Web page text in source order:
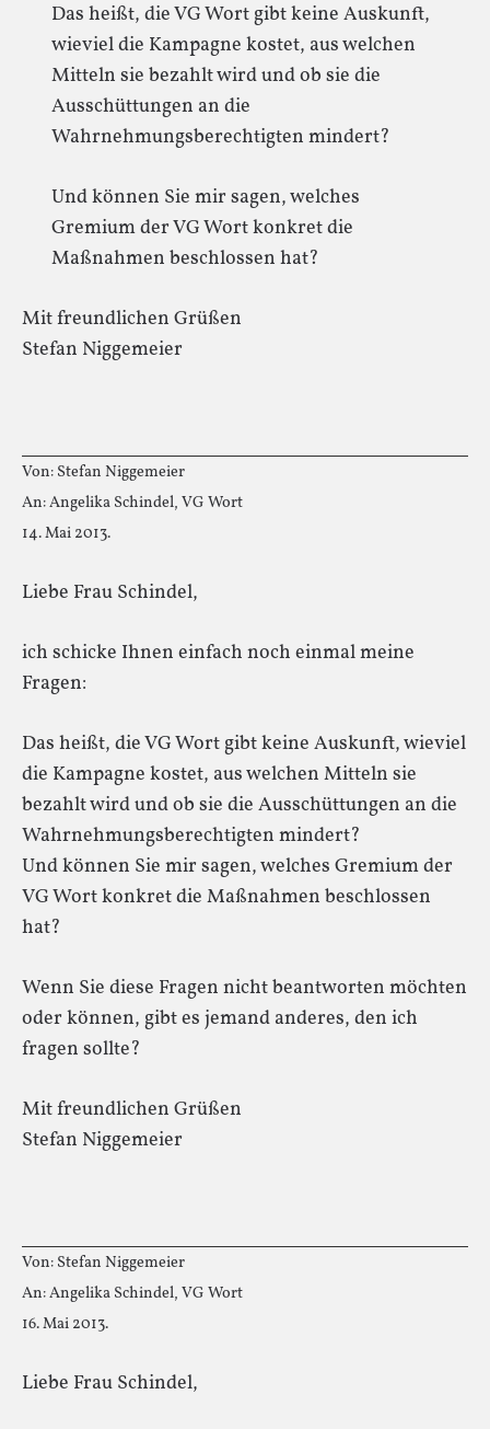
Das heißt, die VG Wort gibt keine Auskunft,
wieviel die Kampagne kostet, aus welchen
Mitteln sie bezahlt wird und ob sie die
Ausschüttungen an die
Wahrnehmungsberechtigten mindert?
Und können Sie mir sagen, welches
Gremium der VG Wort konkret die
Maßnahmen beschlossen hat?
Mit freundlichen Grüßen
Stefan Niggemeier
Von: Stefan Niggemeier
An: Angelika Schindel, VG Wort
14. Mai 2013.
Liebe Frau Schindel,
ich schicke Ihnen einfach noch einmal meine
Fragen:
Das heißt, die VG Wort gibt keine Auskunft, wieviel
die Kampagne kostet, aus welchen Mitteln sie
bezahlt wird und ob sie die Ausschüttungen an die
Wahrnehmungsberechtigten mindert?
Und können Sie mir sagen, welches Gremium der
VG Wort konkret die Maßnahmen beschlossen
hat?
Wenn Sie diese Fragen nicht beantworten möchten
oder können, gibt es jemand anderes, den ich
fragen sollte?
Mit freundlichen Grüßen
Stefan Niggemeier
Von: Stefan Niggemeier
An: Angelika Schindel, VG Wort
16. Mai 2013.
Liebe Frau Schindel,